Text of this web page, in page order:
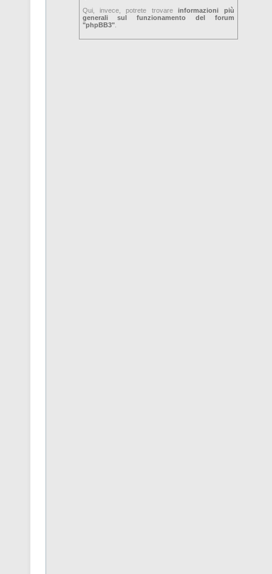
Qui, invece, potrete trovareinformazioni più
generali sul funzionamento del forum
"phpBB3".